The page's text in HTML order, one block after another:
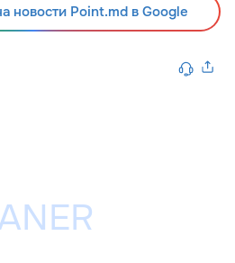
новости Point.md в Google